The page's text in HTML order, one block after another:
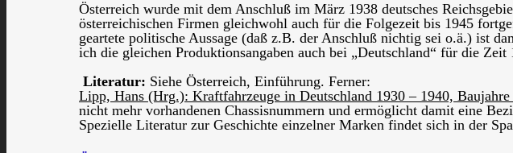
Österreich wurde mit dem Anschluß im März 1938 deutsches
österreichischen Firmen gleichwohl auch für die Folgezeit bis 1945
geartete politische Aussage (daß z.B. der Anschluß nichtig sei o.ä.) ist
ich die gleichen Produktionsangaben auch bei „Deutschland“ für die
Literatur: Siehe Österreich, Einführung. Ferner:
Lipp, Hans (Hrg.): Kraftfahrzeuge in Deutschland 1930 – 1940,
nicht mehr vorhandenen Chassisnummern und ermöglicht damit eine
Spezielle Literatur zur Geschichte einzelner Marken findet sich in der